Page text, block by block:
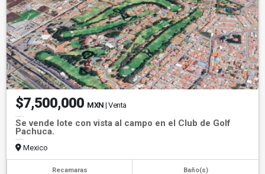
$7,500,000 MXN | Venta
Se vende lote con vista al campo en el Club de Golf
Pachuca.
Mexico
Recamaras Baño(s)